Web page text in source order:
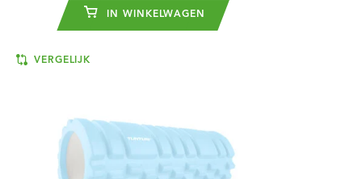
IN WINKELWAGEN
VERGELIJK